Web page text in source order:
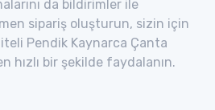
da bildirimler ile
sipariş oluşturun, sizin için
Pendik Kaynarca Çanta
hızlı bir şekilde faydalanın.